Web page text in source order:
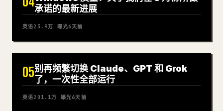
承诺的最新进展
英语23.9万 曝光6天前
05别再频繁切换 Claude、GPT 和 Grok
了，一次性全部运行
英语201.1万 曝光6天前